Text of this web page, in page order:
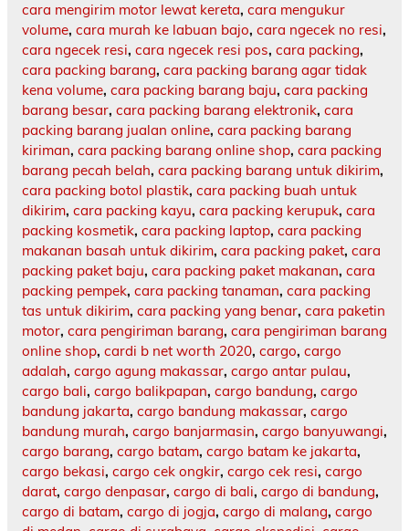
cara mengirim motor lewat kereta, cara mengukur
volume, cara murah ke labuan bajo, cara ngecek no resi,
cara ngecek resi, cara ngecek resi pos, cara packing,
cara packing barang, cara packing barang agar tidak
kena volume, cara packing barang baju, cara packing
barang besar, cara packing barang elektronik, cara
packing barang jualan online, cara packing barang
kiriman, cara packing barang online shop, cara packing
barang pecah belah, cara packing barang untuk dikirim,
cara packing botol plastik, cara packing buah untuk
dikirim, cara packing kayu, cara packing kerupuk, cara
packing kosmetik, cara packing laptop, cara packing
makanan basah untuk dikirim, cara packing paket, cara
packing paket baju, cara packing paket makanan, cara
packing pempek, cara packing tanaman, cara packing
tas untuk dikirim, cara packing yang benar, cara paketin
motor, cara pengiriman barang, cara pengiriman barang
online shop, cardi b net worth 2020, cargo, cargo
adalah, cargo agung makassar, cargo antar pulau,
cargo bali, cargo balikpapan, cargo bandung, cargo
bandung jakarta, cargo bandung makassar, cargo
bandung murah, cargo banjarmasin, cargo banyuwangi,
cargo barang, cargo batam, cargo batam ke jakarta,
cargo bekasi, cargo cek ongkir, cargo cek resi, cargo
darat, cargo denpasar, cargo di bali, cargo di bandung,
cargo di batam, cargo di jogja, cargo di malang, cargo